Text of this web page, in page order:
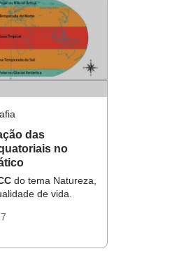
das
no
do tema Natureza,
de vida.